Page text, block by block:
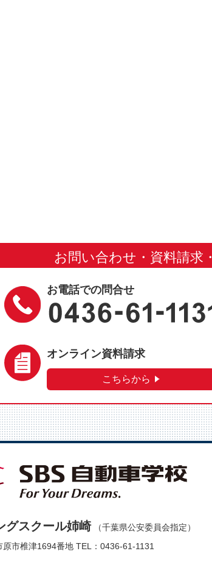
お問い合わせ・資料請求・
お電話での問合せ
オンライン資料請求
こちらから
グスクール姉崎
（千葉県公安委員会指定）
市椎津1694番地 TEL：0436-61-1131